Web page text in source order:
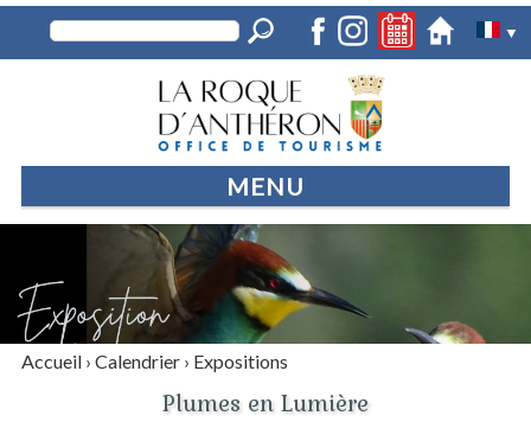
▼
MENU
Accueil› Calendrier› Expositions
Plumes en Lumière